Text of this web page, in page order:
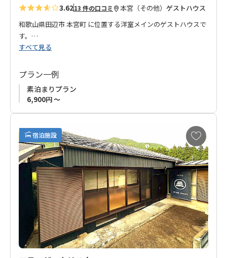
3.6213 件の口コミ 本宮（その他） ゲストハウス
和歌山県田辺市 本宮町 に位置する洋室メインのゲストハウスで
す。
するお宿です。
オーナーは徒歩圏内で一棟貸切の「
も運営。
ります.
洋室がご希望でしたらこちらの「ゲストハウスはてなし」を、
一棟貸切でゆったりと和室をご希望でしたら「guest house シ
タノイエ」を。お好みに合わせてご予約下さい。
現在「素泊まりプラン」のみの販売ですが、徒歩1分圏内にスー
パーがあり、食事を購入いただけます。
熊野古道歩きはもちろん、ワーケーション等、長期滞在のお客
様にもオススメです。
すべて見る
プラン一例
素泊まりプラン
6,900円 ～
宿泊施設
お
気
に
入
り
に
追
加